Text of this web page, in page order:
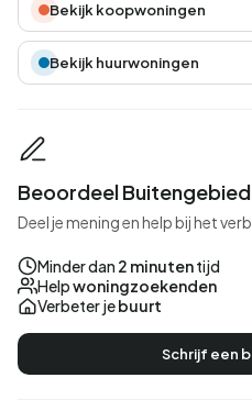
Bekijk koopwoningen
Bekijk huurwoningen
Beoordeel
Deel je mening en help bij het
Minder dan 2 minutentijd
Helpwoningzoekenden
Verbeter jebuurt
Schrijf een